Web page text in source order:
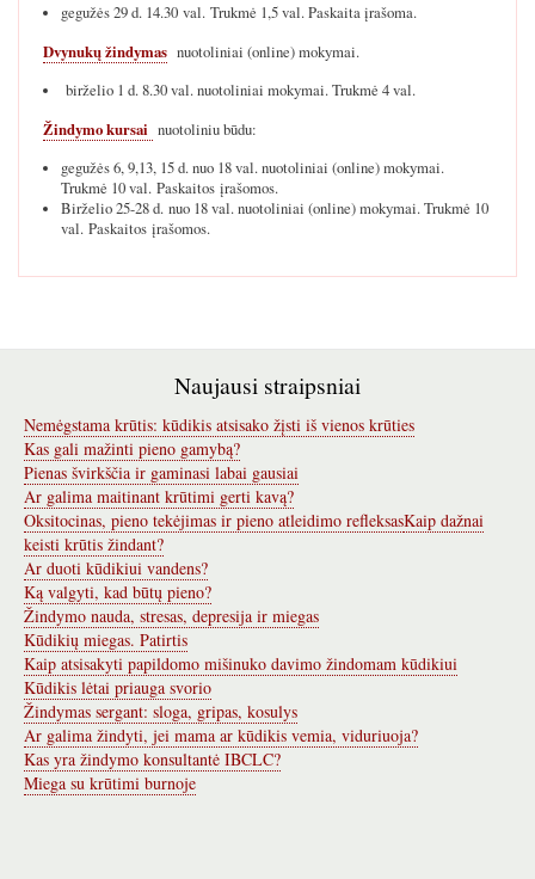
gegužės 29 d. 14.30 val. Trukmė 1,5 val. Paskaita įrašoma.
Dvynukų žindymas nuotoliniai (online) mokymai.
birželio 1 d. 8.30 val. nuotoliniai mokymai. Trukmė 4 val.
Žindymo kursai nuotoliniu būdu:
gegužės 6, 9,13, 15 d. nuo 18 val. nuotoliniai (online) mokymai.
Trukmė 10 val. Paskaitos įrašomos.
Birželio 25-28 d. nuo 18 val. nuotoliniai (online) mokymai. Trukmė 10
val. Paskaitos įrašomos.
Naujausi straipsniai
Nemėgstama krūtis: kūdikis atsisako žįsti iš vienos krūties
Kas gali mažinti pieno gamybą?
Pienas švirkščia ir gaminasi labai gausiai
Ar galima maitinant krūtimi gerti kavą?
Oksitocinas, pieno tekėjimas ir pieno atleidimo refleksasKaip dažnai
keisti krūtis žindant?
Ar duoti kūdikiui vandens?
Ką valgyti, kad būtų pieno?
Žindymo nauda, stresas, depresija ir miegas
Kūdikių miegas. Patirtis
Kaip atsisakyti papildomo mišinuko davimo žindomam kūdikiui
Kūdikis lėtai priauga svorio
Žindymas sergant: sloga, gripas, kosulys
Ar galima žindyti, jei mama ar kūdikis vemia, viduriuoja?
Kas yra žindymo konsultantė IBCLC?
Miega su krūtimi burnoje